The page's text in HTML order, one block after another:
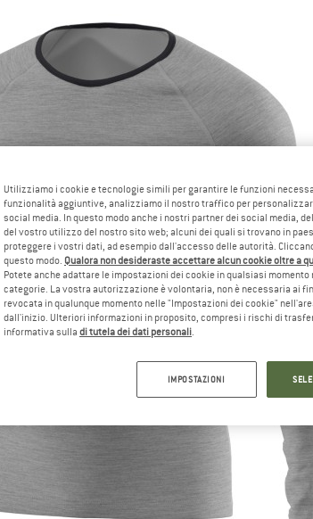
Utilizziamo i cookie e tecnologie simili per garantire le funzioni
funzionalità aggiuntive, analizziamo il nostro traffico per
social media. In questo modo anche i nostri partner dei social media,
del vostro utilizzo del nostro sito web; alcuni dei quali si trovano in
proteggere i vostri dati, ad esempio dall'accesso delle autorità.
questo modo. Qualora non desideraste accettare alcun cookie oltre a
Potete anche adattare le impostazioni dei cookie in qualsiasi
categorie. La vostra autorizzazione è volontaria, non è necessaria ai
revocata in qualunque momento nelle "Impostazioni dei cookie"
dall'inizio. Ulteriori informazioni in proposito, compresi i rischi di
informativa sulla di tutela dei dati personali.
IMPOSTAZIONI